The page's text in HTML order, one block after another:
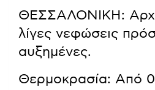
ΘΕΣΣΑΛΟΝΙΚΗ:
λίγες νεφώσεις
αυξημένες.
Θερμοκρασία: Από